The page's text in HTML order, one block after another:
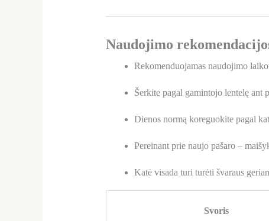
Naudojimo
Rekomenduojamas naudojimo
Šerkite pagal gamintojo lentelę ant
Dienos normą koreguokite pagal
Pereinant prie naujo pašaro –
Katė visada turi turėti švaraus
Svoris